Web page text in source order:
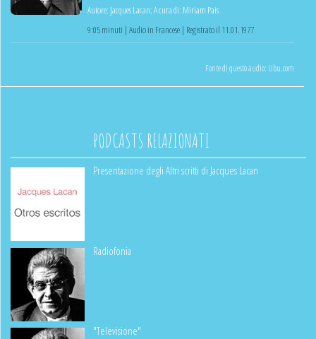
Autore: Jacques Lacan;A cura di: Miriam Pais
9:05 minuti | Audio in Francese | Registrato il 11.01.1977
Fonte di questo audio: Ubu.com
PODCASTS RELAZIONATI
Presentazione degli Altri scritti di Jacques Lacan
Radiofonia
"Televisione"